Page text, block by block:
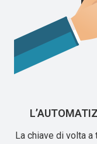
La chiave di volta a